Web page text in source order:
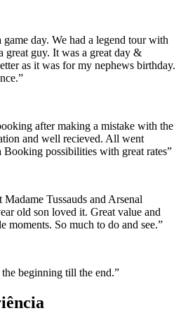
day. We had a legend tour with
great guy. It was a great day &
as it was for my nephews birthday.
”
after making a mistake with the
and well recieved. All went
Booking possibilities with great rates”
Tussauds and Arsenal
old son loved it. Great value and
moments. So much to do and see.”
beginning till the end.”